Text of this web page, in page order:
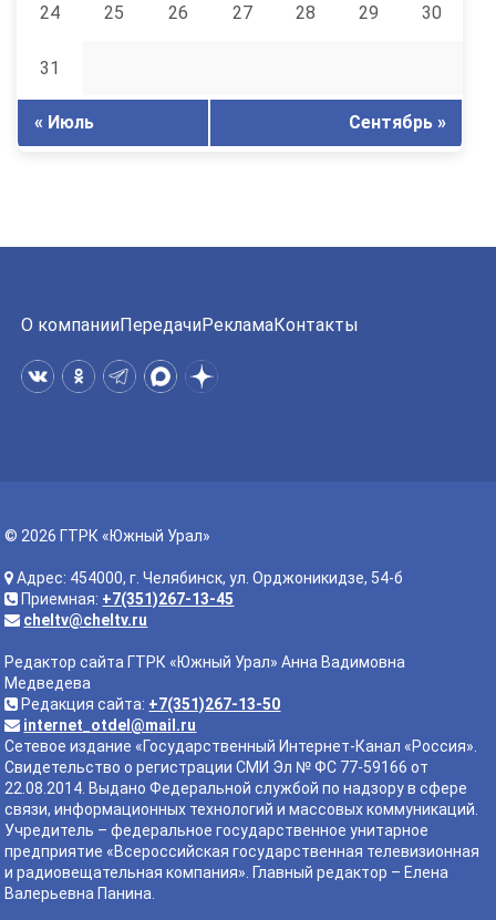
24 25 26 27 28 29 30
31
« Июль Сентябрь »
О компанииПередачиРекламаКонтакты
© 2026 ГТРК «Южный Урал»
Адрес: 454000, г. Челябинск, ул. Орджоникидзе, 54-б
Приемная: +7(351)267-13-45
cheltv@cheltv.ru
Редактор сайта ГТРК «Южный Урал» Анна Вадимовна
Медведева
Редакция сайта: +7(351)267-13-50
internet_otdel@mail.ru
Сетевое издание «Государственный Интернет-Канал «Россия».
Свидетельство о регистрации СМИ Эл № ФС 77-59166 от
22.08.2014. Выдано Федеральной службой по надзору в сфере
связи, информационных технологий и массовых коммуникаций.
Учредитель – федеральное государственное унитарное
предприятие «Всероссийская государственная телевизионная
и радиовещательная компания». Главный редактор – Елена
Валерьевна Панина.